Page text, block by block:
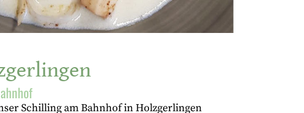
Schilling am Bahnhof in Holzgerlingen